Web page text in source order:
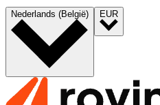
Nederlands (België) EUR